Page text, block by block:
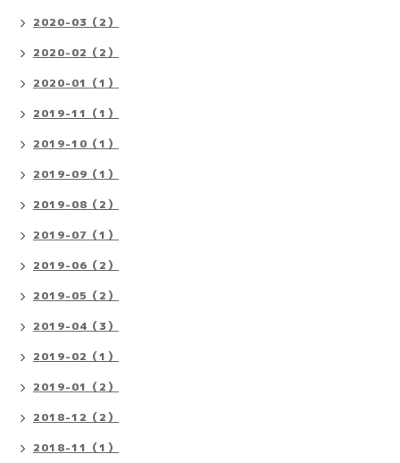
2020-03（2）
2020-02（2）
2020-01（1）
2019-11（1）
2019-10（1）
2019-09（1）
2019-08（2）
2019-07（1）
2019-06（2）
2019-05（2）
2019-04（3）
2019-02（1）
2019-01（2）
2018-12（2）
2018-11（1）